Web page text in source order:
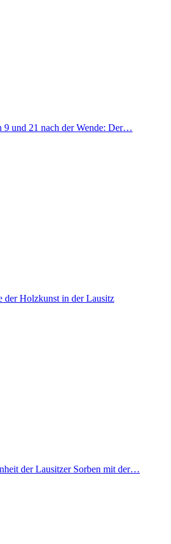
9 und 21 nach der Wende: Der…
der Holzkunst in der Lausitz
der Lausitzer Sorben mit der…